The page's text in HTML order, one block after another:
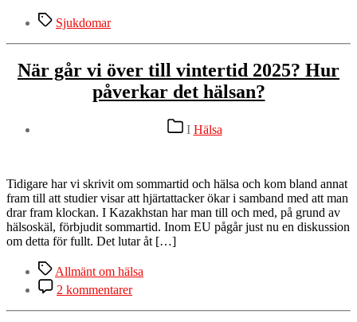
Etiketter
Sjukdomar
När går vi över till vintertid 2025? Hur
påverkar det hälsan?
Kategorier
I Hälsa
Tidigare har vi skrivit om sommartid och hälsa och kom bland annat
fram till att studier visar att hjärtattacker ökar i samband med att man
drar fram klockan. I Kazakhstan har man till och med, på grund av
hälsoskäl, förbjudit sommartid. Inom EU pågår just nu en diskussion
om detta för fullt. Det lutar åt […]
Etiketter
Allmänt om hälsa
2 kommentarertill
När
går